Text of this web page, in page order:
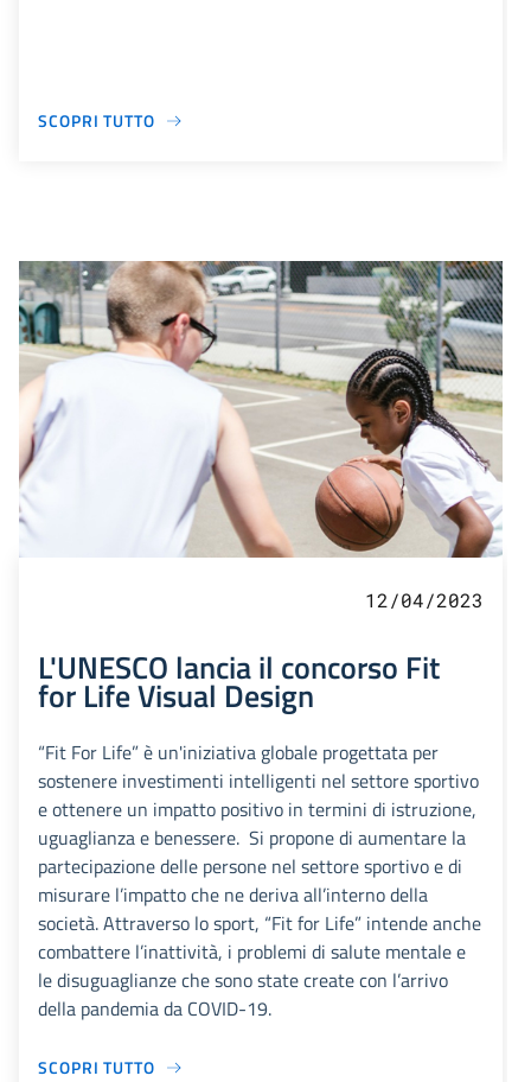
SCOPRI TUTTO
12/04/2023
L'UNESCO lancia il concorso Fit
for Life Visual Design
“Fit For Life” è un'iniziativa globale progettata per
sostenere investimenti intelligenti nel settore sportivo
e ottenere un impatto positivo in termini di istruzione,
uguaglianza e benessere. Si propone di aumentare la
partecipazione delle persone nel settore sportivo e di
misurare l’impatto che ne deriva all’interno della
società. Attraverso lo sport, “Fit for Life” intende anche
combattere l’inattività, i problemi di salute mentale e
le disuguaglianze che sono state create con l’arrivo
della pandemia da COVID-19.
SCOPRI TUTTO